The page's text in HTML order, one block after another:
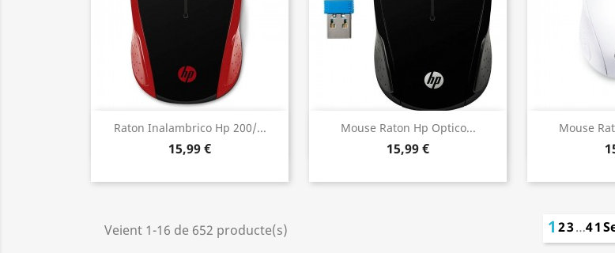
Raton Inalambrico Hp 200/...
15,99 €
Vista ràpida Mouse Raton Hp Optico...
15,99 €
 Vista ràpida Mouse

Veient 1-16 de 652 producte(s) 1 23…41